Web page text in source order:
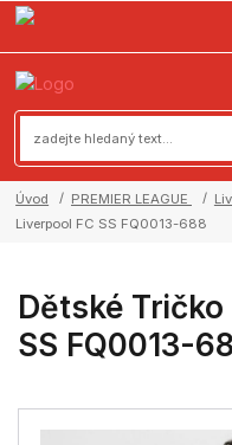
Úvod PREMIER LEAGUE
Liverpool FC SS FQ0013-688
Dětské
SS FQ0013-